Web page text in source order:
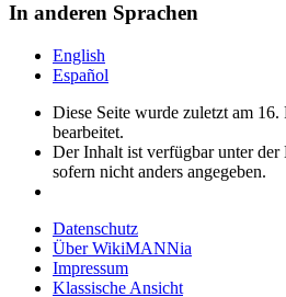
In anderen Sprachen
English
Español
Diese Seite wurde zuletzt am
bearbeitet.
Der Inhalt ist verfügbar unter der
sofern nicht anders angegeben.
Datenschutz
Über WikiMANNia
Impressum
Klassische Ansicht